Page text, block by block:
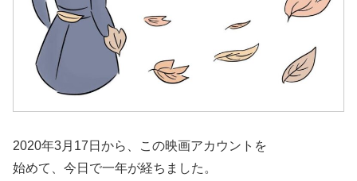
2020年3月17日から、この映画アカウントを
始めて、今日で一年が経ちました。